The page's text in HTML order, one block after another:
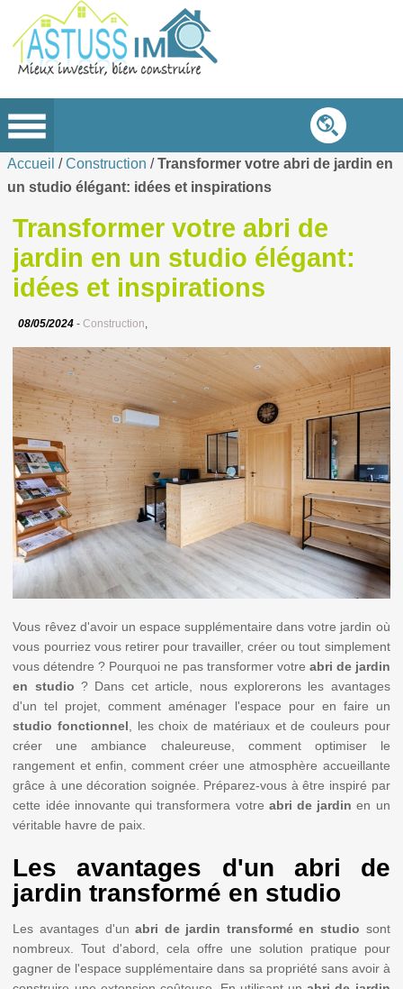
Accueil /Construction /Transformer votre abri de jardin en
un studio élégant: idées et inspirations
Transformer votre abri de
jardin en un studio élégant:
idées et inspirations
08/05/2024 -Construction
Vous rêvez d'avoir un espace supplémentaire dans votre jardin où
vous pourriez vous retirer pour travailler, créer ou tout simplement
vous détendre ? Pourquoi ne pas transformer votre abri de jardin
en studio ? Dans cet article, nous explorerons les avantages
d'un tel projet, comment aménager l'espace pour en faire un
studio fonctionnel , les choix de matériaux et de couleurs pour
créer une ambiance chaleureuse, comment optimiser le
rangement et enfin, comment créer une atmosphère accueillante
grâce à une décoration soignée. Préparez-vous à être inspiré par
cette idée innovante qui transformera votre abri de jardin en un
véritable havre de paix.
Les avantages d'un abri de
jardin transformé en studio
Les avantages d'unabri de jardin transformé en studio sont
nombreux. Tout d'abord, cela offre une solution pratique pour
gagner de l'espace supplémentaire dans sa propriété sans avoir à